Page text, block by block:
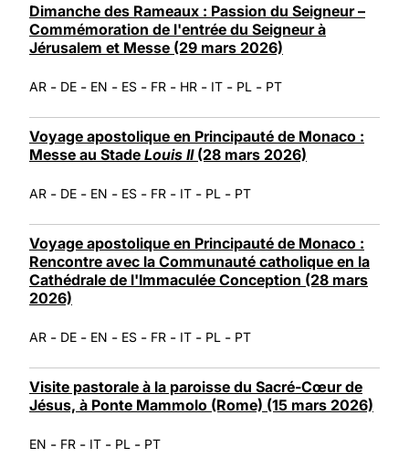
Dimanche des Rameaux : Passion du Seigneur –
Commémoration de l'entrée du Seigneur à
Jérusalem et Messe (29 mars 2026)
AR - DE - EN - ES - FR - HR - IT - PL - PT
Voyage apostolique en Principauté de Monaco :
Messe au Stade Louis II(28 mars 2026)
AR - DE - EN - ES - FR - IT - PL - PT
Voyage apostolique en Principauté de Monaco :
Rencontre avec la Communauté catholique en la
Cathédrale de l'Immaculée Conception (28 mars
2026)
AR - DE - EN - ES - FR - IT - PL - PT
Visite pastorale à la paroisse du Sacré-Cœur de
Jésus, à Ponte Mammolo (Rome) (15 mars 2026)
EN - FR - IT - PL - PT